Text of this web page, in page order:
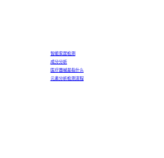
智能家居检测
成分分析
医疗器械是指什么
元素分析检测流程